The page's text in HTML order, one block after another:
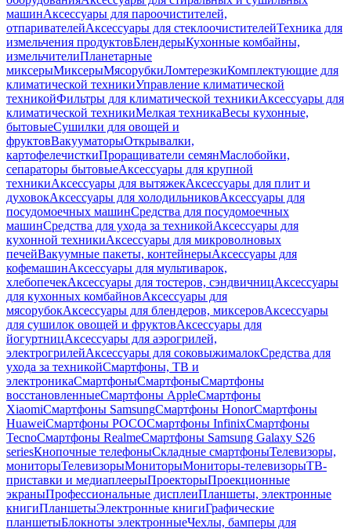
машинАксессуары для пароочистителей,
отпаривателейАксессуары для стеклоочистителейТехника для
измельчения продуктовБлендерыКухонные комбайны,
измельчителиПланетарные
миксерыМиксерыМясорубкиЛомтерезкиКомплектующие для
климатической техникиУправление климатической
техникойФильтры для климатической техникиАксессуары для
климатической техникиМелкая техникаВесы кухонные,
бытовыеСушилки для овощей и
фруктовВакууматорыОткрывалки,
картофелечисткиПроращиватели семянМаслобойки,
сепараторы бытовыеАксессуары для крупной
техникиАксессуары для вытяжекАксессуары для плит и
духовокАксессуары для холодильниковАксессуары для
посудомоечных машинСредства для посудомоечных
машинСредства для ухода за техникойАксессуары для
кухонной техникиАксессуары для микроволновых
печейВакуумные пакеты, контейнерыАксессуары для
кофемашинАксессуары для мультиварок,
хлебопечекАксессуары для тостеров, сэндвичницАксессуары
для кухонных комбайновАксессуары для
мясорубокАксессуары для блендеров, миксеровАксессуары
для сушилок овощей и фруктовАксессуары для
йогуртницАксессуары для аэрогрилей,
электрогрилейАксессуары для соковыжималокСредства для
ухода за техникойСмартфоны, ТВ и
электроникаСмартфоныСмартфоныСмартфоны
восстановленныеСмартфоны AppleСмартфоны
XiaomiСмартфоны SamsungСмартфоны HonorСмартфоны
HuaweiСмартфоны POCOСмартфоны InfinixСмартфоны
TecnoСмартфоны RealmeСмартфоны Samsung Galaxy S26
seriesКнопочные телефоныСкладные смартфоныТелевизоры,
мониторыТелевизорыМониторыМониторы-телевизорыТВ-
приставки и медиаплеерыПроекторыПроекционные
экраныПрофессиональные дисплеиПланшеты, электронные
книгиПланшетыЭлектронные книгиГрафические
планшетыБлокноты электронныеЧехлы, бамперы для